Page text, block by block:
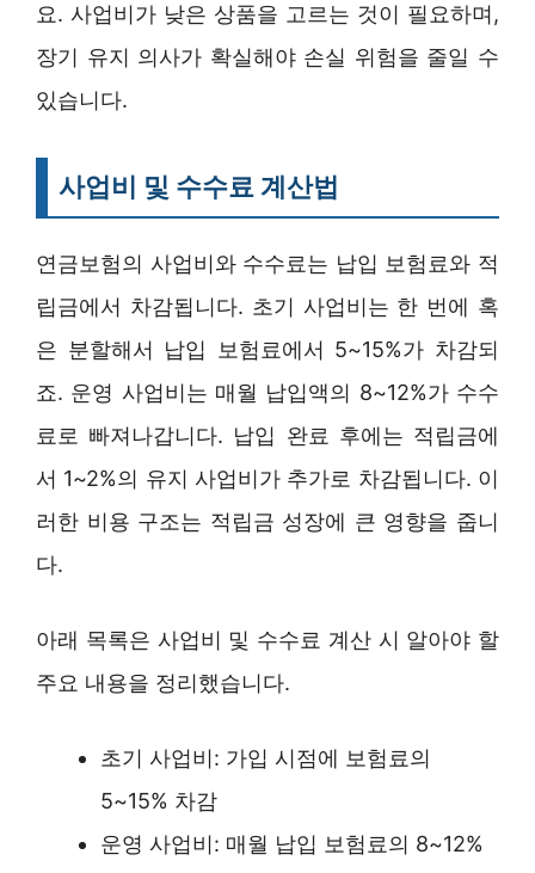
요. 사업비가 낮은 상품을 고르는 것이 필요하며,
장기 유지 의사가 확실해야 손실 위험을 줄일 수
있습니다.
사업비 및 수수료 계산법
연금보험의 사업비와 수수료는 납입 보험료와 적
립금에서 차감됩니다. 초기 사업비는 한 번에 혹
은 분할해서 납입 보험료에서 5~15%가 차감되
죠. 운영 사업비는 매월 납입액의 8~12%가 수수
료로 빠져나갑니다. 납입 완료 후에는 적립금에
서 1~2%의 유지 사업비가 추가로 차감됩니다. 이
러한 비용 구조는 적립금 성장에 큰 영향을 줍니
다.
아래 목록은 사업비 및 수수료 계산 시 알아야 할
주요 내용을 정리했습니다.
초기 사업비: 가입 시점에 보험료의
5~15% 차감
운영 사업비: 매월 납입 보험료의 8~12%